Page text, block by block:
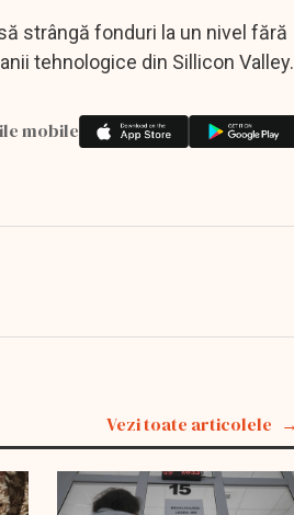
strângă fonduri la un nivel fără
tehnologice din Sillicon Valley.
mobile
Vezi toate articolele